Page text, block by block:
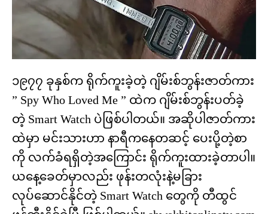
၁၉၇၇ ခုနှစ်က ရိုက်ကူးခဲ့တဲ့ ဂျိမ်းစ်ဘွန်းဇာတ်ကား
” Spy Who Loved Me ” ထဲက ဂျိမ်းစ်ဘွန်းပတ်ခဲ့
တဲ့ Smart Watch ပဲဖြစ်ပါတယ်။ အဆိုပါဇာတ်ကား
ထဲမှာ မင်းသားဟာ နာရီကနေတဆင့် ပေးပို့တဲ့စာ
ကို လက်ခံရရှိတဲ့အကြောင်း ရိုက်ကူးထားခဲ့တာပါ။
ယနေ့ခေတ်မှာလည်း ဖုန်းတလုံးနဲ့မခြား
လုပ်ဆောင်နိုင်တဲ့ Smart Watch တွေကို တီထွင်